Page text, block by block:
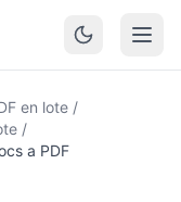
en lote /
/
a PDF